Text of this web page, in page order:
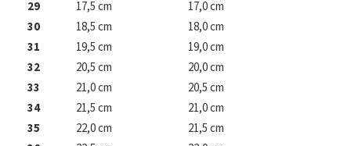
29
17,5 cm
17,0 cm
30
18,5 cm
18,0 cm
31
19,5 cm
19,0 cm
32
20,5 cm
20,0 cm
33
21,0 cm
20,5 cm
34
21,5 cm
21,0 cm
35
22,0 cm
21,5 cm